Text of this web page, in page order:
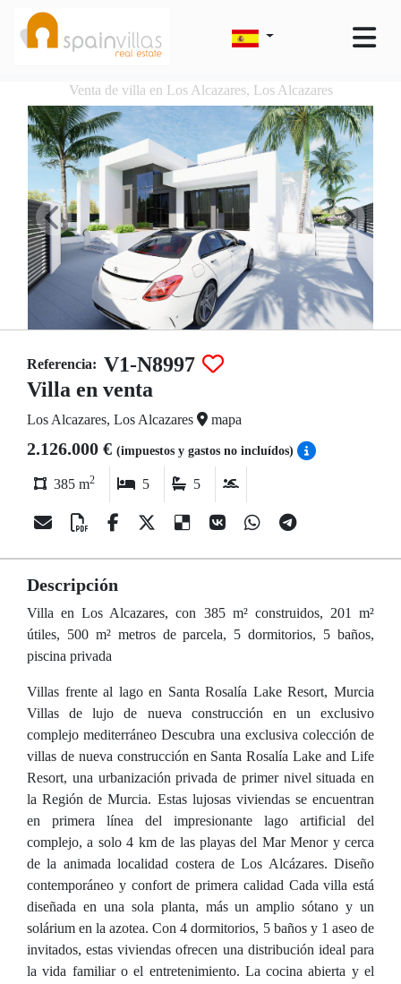
Venta de villa en Los Alcazares, Los Alcazares
Referencia: V1-N8997
Villa en venta
Los Alcazares, Los Alcazares mapa
2.126.000 € (impuestos y gastos no incluídos)
385 m2 5 5
Descripción
Villa en Los Alcazares, con 385 m² construidos, 201 m²
útiles, 500 m² metros de parcela, 5 dormitorios, 5 baños,
piscina privada
Villas frente al lago en Santa Rosalía Lake Resort, Murcia
Villas de lujo de nueva construcción en un exclusivo
complejo mediterráneo Descubra una exclusiva colección de
villas de nueva construcción en Santa Rosalía Lake and Life
Resort, una urbanización privada de primer nivel situada en
la Región de Murcia. Estas lujosas viviendas se encuentran
en primera línea del impresionante lago artificial del
complejo, a solo 4 km de las playas del Mar Menor y cerca
de la animada localidad costera de Los Alcázares. Diseño
contemporáneo y confort de primera calidad Cada villa está
diseñada en una sola planta, más un amplio sótano y un
solárium en la azotea. Con 4 dormitorios, 5 baños y 1 aseo de
invitados, estas viviendas ofrecen una distribución ideal para
la vida familiar o el entretenimiento. La cocina abierta y el